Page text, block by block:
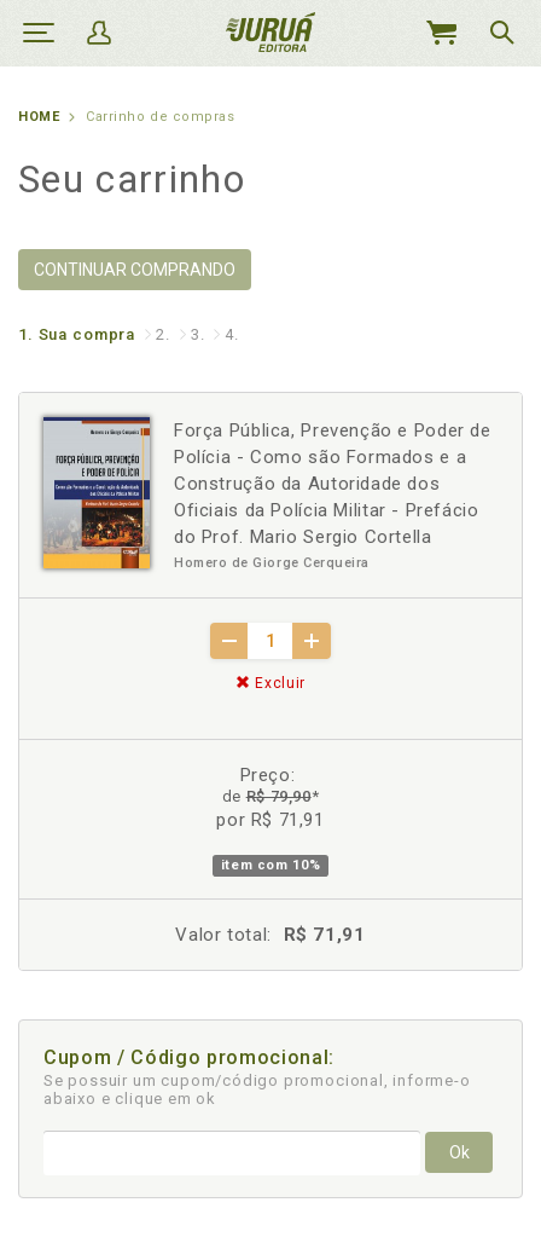
MEU
HOME Carrinho de compras
Seu carrinho
CONTINUAR COMPRANDO
1. Sua compra 2. 3. 4.
Força Pública, Prevenção e Poder de
Polícia - Como são Formados e a
Construção da Autoridade dos
Oficiais da Polícia Militar - Prefácio
do Prof. Mario Sergio Cortella
Homero de Giorge Cerqueira
Excluir
Preço:
deR$ 79,90*
por R$ 71,91
item com 10%
Valor total: R$ 71,91
Cupom / Código promocional:
Se possuir um cupom/código promocional, informe-o
abaixo e clique em ok
Ok